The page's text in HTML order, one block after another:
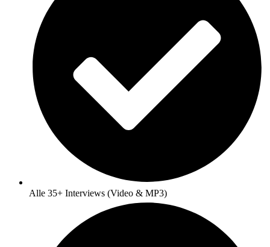
Alle 35+ Interviews (Video & MP3)